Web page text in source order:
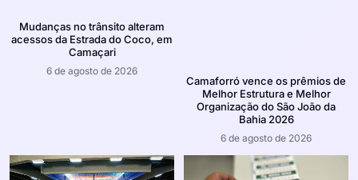
Mudanças no trânsito alteram
acessos da Estrada do Coco, em
Camaçari
6 de agosto de 2026
Camaforró vence os prêmios de
Melhor Estrutura e Melhor
Organização do São João da
Bahia 2026
6 de agosto de 2026